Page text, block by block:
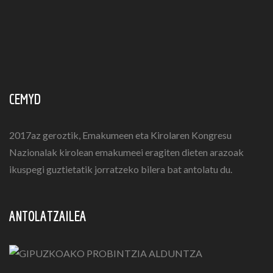
CEMYD
2017az geroztik, Emakumeen eta Kirolaren Kongresu
Nazionalak kirolean emakumeei eragiten dieten arazoak
ikuspegi guztietatik jorratzeko bilera bat antolatu du.
ANTOLATZAILEA